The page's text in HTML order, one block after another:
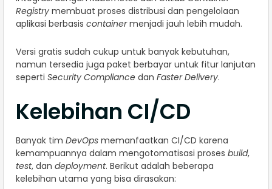
Registry membuat proses distribusi dan pengelolaan
aplikasi berbasis containermenjadi jauh lebih mudah.
Versi gratis sudah cukup untuk banyak kebutuhan,
namun tersedia juga paket berbayar untuk fitur lanjutan
seperti Security Compliance dan Faster Delivery.
Kelebihan CI/CD
Banyak tim DevOps memanfaatkan CI/CD karena
kemampuannya dalam mengotomatisasi proses build,
test, dan deployment. Berikut adalah beberapa
kelebihan utama yang bisa dirasakan: